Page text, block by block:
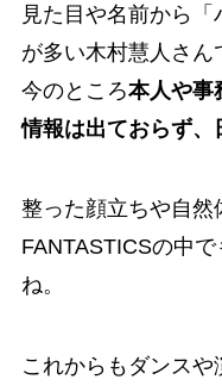
見た目や名前から
が多い木村慧人さん
今のところ本人や事
情報は出ておらず、
整った顔立ちや自然
FANTASTICSの中
ね。
これからもダンス